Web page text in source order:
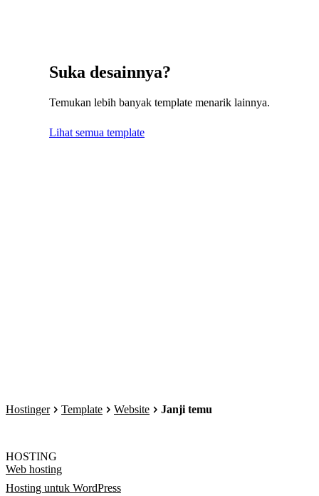
Suka desainnya?
Temukan lebih banyak template menarik lainnya.
Lihat semua template
Hostinger Template Website Janji temu
HOSTING
Web hosting
Hosting untuk WordPress